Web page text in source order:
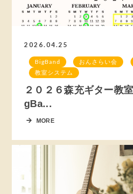
2026.04.25
BigBand おんさらい会
教室システム
２０２６森充ギター教
gBa...
MORE